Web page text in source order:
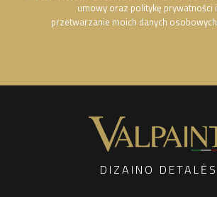
umowy oraz politykę prywatności
przetwarzanie moich danych
DIZAINO DETALĖS